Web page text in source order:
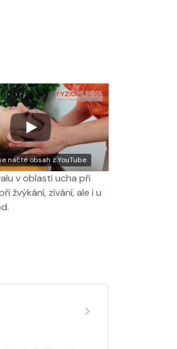
načte obsah z YouTube
v oblasti ucha při
žvýkání, zívání, ale i u